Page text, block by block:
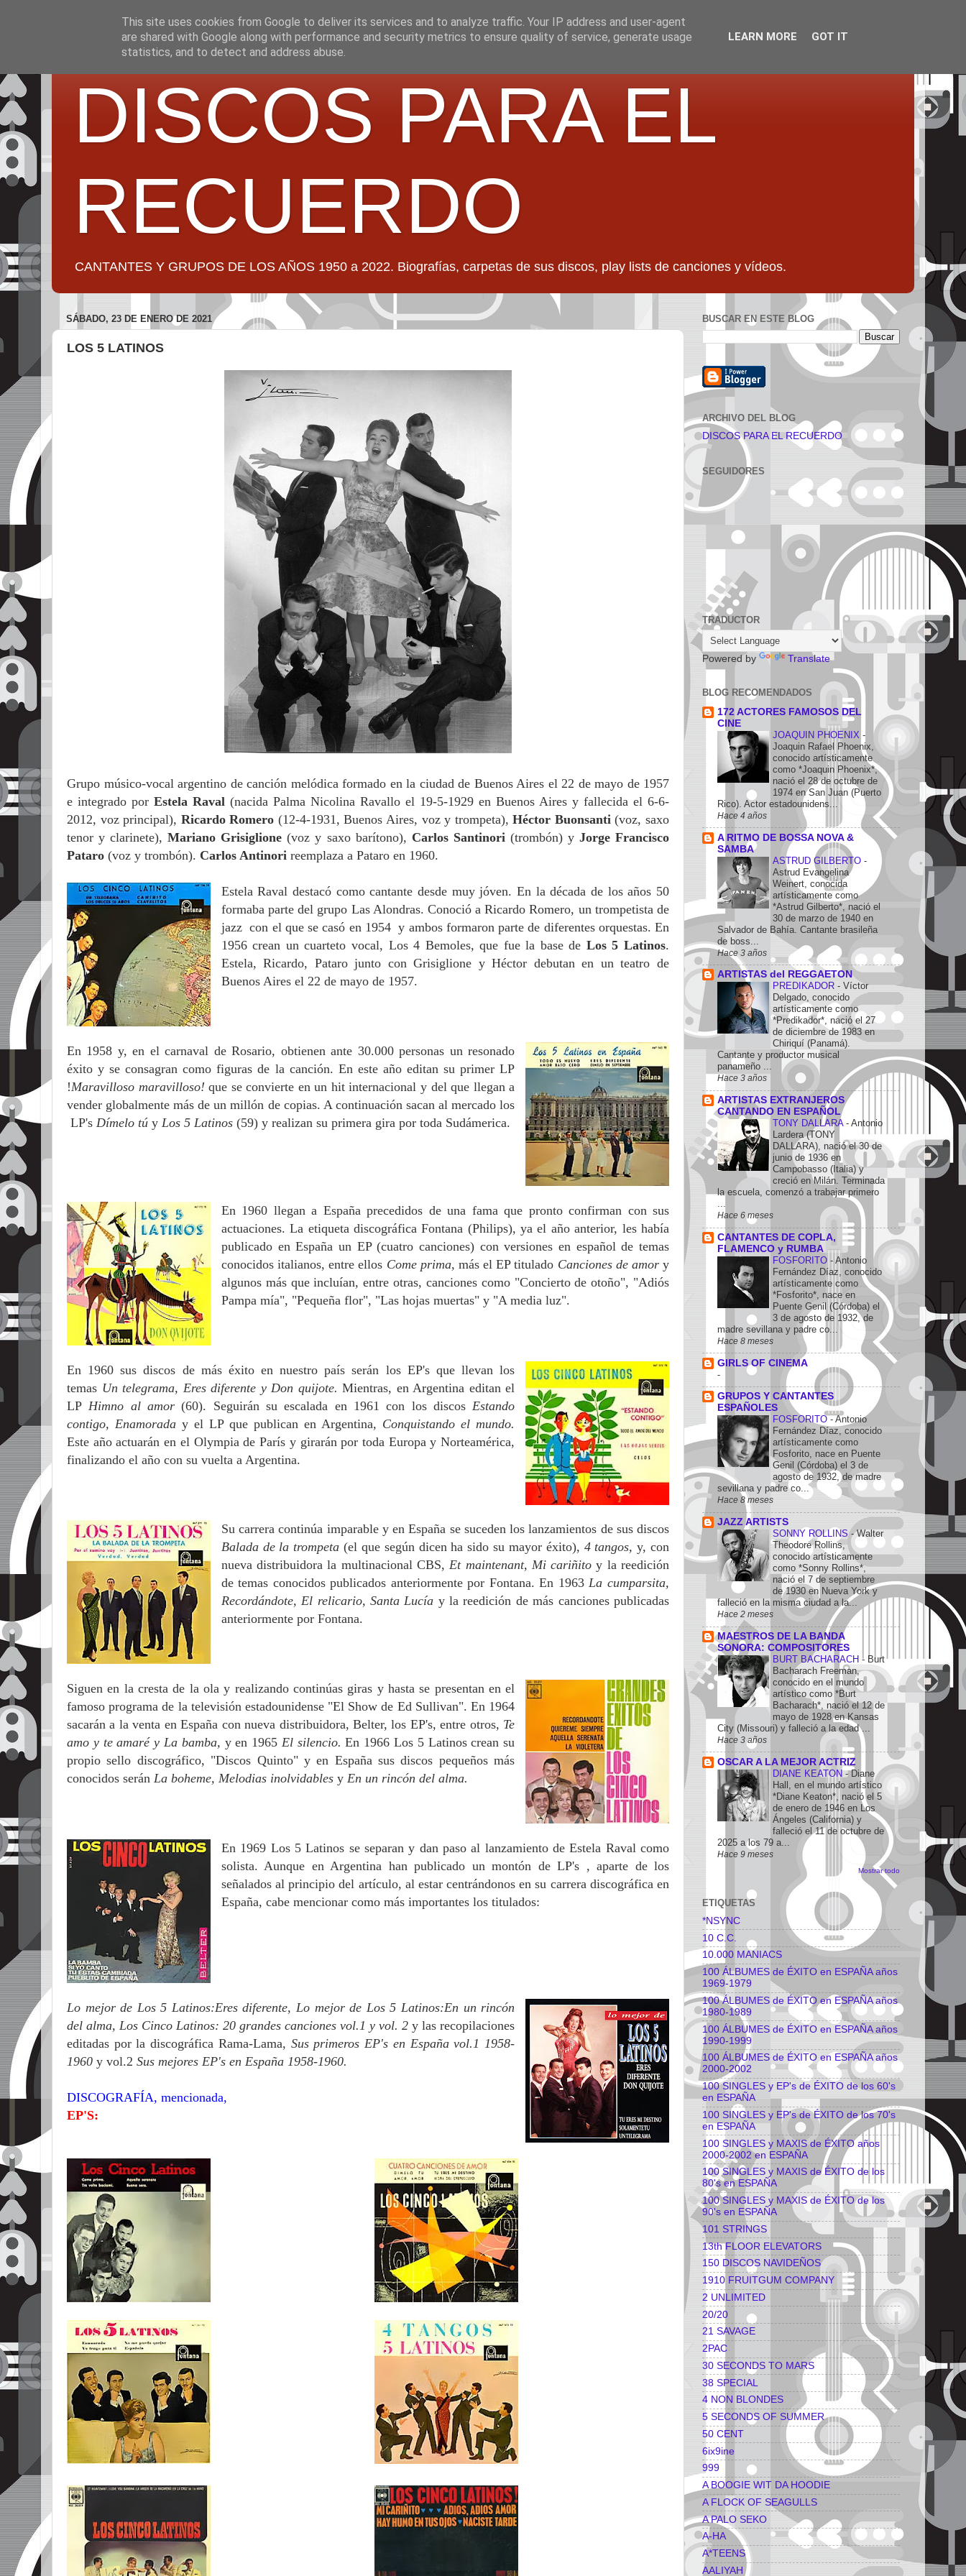
DISCOS PARA EL
RECUERDO
CANTANTES Y GRUPOS DE LOS AÑOS 1950 a 2022. Biografías, carpetas de sus discos, play lists de canciones y vídeos.
SÁBADO, 23 DE ENERO DE 2021
LOS 5 LATINOS
Grupo músico-vocal argentino de canción melódica formado en la ciudad de Buenos Aires el 22 de mayo de 1957
e integrado por Estela Raval (nacida Palma Nicolina Ravallo el 19-5-1929 en Buenos Aires y fallecida el 6-6-
2012, voz principal), Ricardo Romero (12-4-1931, Buenos Aires, voz y trompeta),Héctor Buonsanti(voz, saxo
tenor y clarinete),Mariano Grisiglione(voz y saxo barítono), Carlos Santinori(trombón) y Jorge Francisco
Pataro (voz y trombón). Carlos Antinori reemplaza a Pataro en 1960.
Estela Raval destacó como cantante desde muy jóven. En la década de los años 50
formaba parte del grupo Las Alondras. Conoció a Ricardo Romero, un trompetista de
jazz con el que se casó en 1954 y ambos formaron parte de diferentes orquestas. En
1956 crean un cuarteto vocal, Los 4 Bemoles, que fue la base de Los 5 Latinos.
Estela, Ricardo, Pataro junto con Grisiglione y Héctor debutan en un teatro de
Buenos Aires el 22 de mayo de 1957.
En 1958 y, en el carnaval de Rosario, obtienen ante 30.000 personas un resonado
éxito y se consagran como figuras de la canción. En este año editan su primer LP
!Maravilloso maravilloso!que se convierte en un hit internacional y del que llegan a
vender globalmente más de un millón de copias. A continuación sacan al mercado los
LP's Dímelo tú y Los 5 Latinos (59) y realizan su primera gira por toda Sudámerica.
En 1960 llegan a España precedidos de una fama que pronto confirman con sus
actuaciones. La etiqueta discográfica Fontana (Philips), ya el año anterior, les había
publicado en España un EP (cuatro canciones) con versiones en español de temas
conocidos italianos, entre ellos Come prima, más el EP titulado Canciones de amory
algunos más que incluían, entre otras, canciones como "Concierto de otoño", "Adiós
Pampa mía", "Pequeña flor", "Las hojas muertas" y "A media luz".
En 1960 sus discos de más éxito en nuestro país serán los EP's que llevan los
temas Un telegrama, Eres diferente y Don quijote.Mientras, en Argentina editan el
LP Himno al amor(60). Seguirán su escalada en 1961 con los discos Estando
contigo, Enamoraday el LP que publican en Argentina, Conquistando el mundo.
Este año actuarán en el Olympia de París y girarán por toda Europa y Norteamérica,
finalizando el año con su vuelta a Argentina.
Su carrera continúa imparable y en España se suceden los lanzamientos de sus discos
Balada de la trompeta(el que según dicen ha sido su mayor éxito), 4 tangos, y, con
nueva distribuidora la multinacional CBS,Et maintenant, Mi cariñitoy la reedición
de temas conocidos publicados anteriormente por Fontana. En 1963La cumparsita,
Recordándote, El relicario, Santa Lucía y la reedición de más canciones publicadas
anteriormente por Fontana.
Siguen en la cresta de la ola y realizando continúas giras y hasta se presentan en el
famoso programa de la televisión estadounidense "El Show de Ed Sullivan". En 1964
sacarán a la venta en España con nueva distribuidora, Belter, los EP's, entre otros, Te
amo y te amaré y La bamba, y en 1965 El silencio.En 1966 Los 5 Latinos crean su
propio sello discográfico, "Discos Quinto" y en España sus discos pequeños más
conocidos serán La boheme, Melodias inolvidables y En un rincón del alma.
En 1969 Los 5 Latinos se separan y dan paso al lanzamiento de Estela Raval como
solista. Aunque en Argentina han publicado un montón de LP's , aparte de los
señalados al principio del artículo, al estar centrándonos en su carrera discográfica en
España, cabe mencionar como más importantes los titulados:
Lo mejor de Los 5 Latinos:Eres diferente, Lo mejor de Los 5 Latinos:En un rincón
del alma, Los Cinco Latinos: 20 grandes canciones vol.1 y vol. 2y las recopilaciones
editadas por la discográfica Rama-Lama, Sus primeros EP's en España vol.1 1958-
1960 y vol.2 Sus mejores EP's en España 1958-1960.
DISCOGRAFÍA, mencionada,
EP'S:
BUSCAR EN ESTE BLOG
ARCHIVO DEL BLOG
DISCOS PARA EL RECUERDO
SEGUIDORES
TRADUCTOR
Powered by Translate
BLOG RECOMENDADOS
172 ACTORES FAMOSOS DEL
CINE
JOAQUIN PHOENIX -
Joaquin Rafael Phoenix,
conocido artísticamente
como *Joaquin Phoenix*,
nació el 28 de octubre de
1974 en San Juan (Puerto
Rico). Actor estadounidens...
Hace 4 años
A RITMO DE BOSSA NOVA &
SAMBA
ASTRUD GILBERTO -
Astrud Evangelina
Weinert, conocida
artísticamente como
*Astrud Gilberto*, nació el
30 de marzo de 1940 en
Salvador de Bahía. Cantante brasileña
de boss...
Hace 3 años
ARTISTAS del REGGAETON
PREDIKADOR - Víctor
Delgado, conocido
artísticamente como
*Predikador*, nació el 27
de diciembre de 1983 en
Chiriquí (Panamá).
Cantante y productor musical
panameño ...
Hace 3 años
ARTISTAS EXTRANJEROS
CANTANDO EN ESPAÑOL
TONY DALLARA - Antonio
Lardera (TONY
DALLARA), nació el 30 de
junio de 1936 en
Campobasso (Italia) y
creció en Milán. Terminada
la escuela, comenzó a trabajar primero
...
Hace 6 meses
CANTANTES DE COPLA,
FLAMENCO y RUMBA
FOSFORITO - Antonio
Fernández Díaz, conocido
artísticamente como
*Fosforito*, nace en
Puente Genil (Córdoba) el
3 de agosto de 1932, de
madre sevillana y padre co...
Hace 8 meses
GIRLS OF CINEMA
-
GRUPOS Y CANTANTES
ESPAÑOLES
FOSFORITO-Antonio
Fernández Díaz, conocido
artísticamente como
Fosforito, nace en Puente
Genil (Córdoba) el 3 de
agosto de 1932, de madre
sevillana y padre co...
Hace 8 meses
JAZZ ARTISTS
SONNY ROLLINS-Walter
Theodore Rollins,
conocido artísticamente
como *Sonny Rollins*,
nació el 7 de septiembre
de 1930 en Nueva York y
falleció en la misma ciudad a la...
Hace 2 meses
MAESTROS DE LA BANDA
SONORA: COMPOSITORES
BURT BACHARACH - Burt
Bacharach Freeman,
conocido en el mundo
artístico como *Burt
Bacharach*, nació el 12 de
mayo de 1928 en Kansas
City (Missouri) y falleció a la edad ...
Hace 3 años
OSCAR A LA MEJOR ACTRIZ
DIANE KEATON-Diane
Hall, en el mundo artístico
*Diane Keaton*, nació el 5
de enero de 1946 en Los
Ángeles (California) y
falleció el 11 de octubre de
2025 a los 79 a...
Hace 9 meses
Mostrar todo
ETIQUETAS
*NSYNC
10 C.C.
10.000 MANIACS
100 ÁLBUMES de ÉXITO en ESPAÑA años
1969-1979
100 ÁLBUMES de ÉXITO en ESPAÑA años
1980-1989
100 ÁLBUMES de ÉXITO en ESPAÑA años
1990-1999
100 ÁLBUMES de ÉXITO en ESPAÑA años
2000-2002
100 SINGLES y EP's de ÉXITO de los 60's
en ESPAÑA
100 SINGLES y EP's de ÉXITO de los 70's
en ESPAÑA
100 SINGLES y MAXIS de ÉXITO años
2000-2002 en ESPAÑA
100 SINGLES y MAXIS de ÉXITO de los
80's en ESPAÑA
100 SINGLES y MAXIS de ÉXITO de los
90's en ESPAÑA
101 STRINGS
13th FLOOR ELEVATORS
150 DISCOS NAVIDEÑOS
1910 FRUITGUM COMPANY
2 UNLIMITED
20/20
21 SAVAGE
2PAC
30 SECONDS TO MARS
38 SPECIAL
4 NON BLONDES
5 SECONDS OF SUMMER
50 CENT
6ix9ine
999
A BOOGIE WIT DA HOODIE
A FLOCK OF SEAGULLS
A PALO SEKO
A-HA
A*TEENS
AALIYAH
This site uses cookies from Google to deliver its services and to analyze traffic. Your IP address and user-agent
are shared with Google along with performance and security metrics to ensure quality of service, generate usage
statistics, and to detect and address abuse.
LEARN MORE GOT IT